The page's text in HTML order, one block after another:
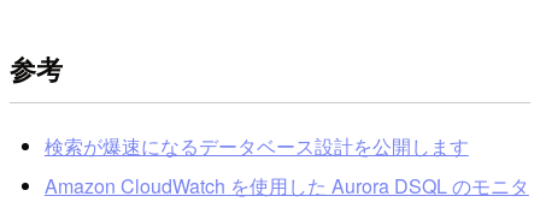
参考
検索が爆速になるデータベース設計を公開します
Amazon CloudWatch を使用した Aurora DSQL のモニタ